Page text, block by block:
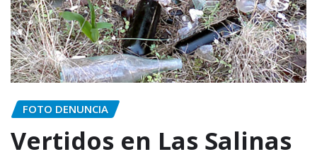
FOTO DENUNCIA
Vertidos en Las Salinas